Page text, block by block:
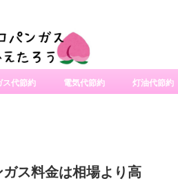
ス代節約 電気代節約 灯油代節約
ス料金は相場より高